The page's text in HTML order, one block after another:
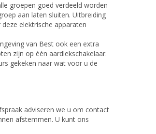
groepen goed verdeeld worden
aan laten sluiten. Uitbreiding
elektrische apparaten
van Best ook een extra
zijn op één aardlekschakelaar.
gekeken naar wat voor u de
adviseren we u om contact
afstemmen. U kunt ons